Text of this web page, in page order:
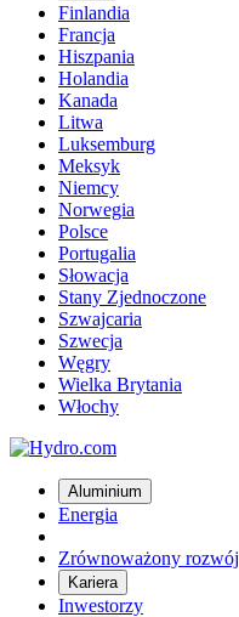
Finlandia
Francja
Hiszpania
Holandia
Kanada
Litwa
Luksemburg
Meksyk
Niemcy
Norwegia
Polsce
Portugalia
Słowacja
Stany Zjednoczone
Szwajcaria
Szwecja
Węgry
Wielka Brytania
Włochy
Aluminium
Energia
Zrównoważony rozwój
Kariera
Inwestorzy